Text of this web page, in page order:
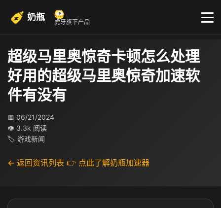
奶瓶 虎牙旗下产品
超级马里奥惊奇卡顿怎么处理
好用的超级马里奥惊奇加速软
件有没有
📅 06/21/2024
👁 3.3k 阅读
🏷 游戏新闻
← 返回资讯列表 👉 点此了解奶瓶加速器